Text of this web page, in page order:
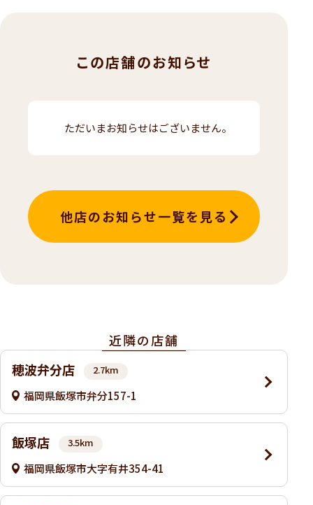
この店舗のお知らせ
ただいまお知らせはございません。
他店のお知らせ一覧を見る
近隣の店舗
穂波弁分店
2.7km
福岡県飯塚市弁分157-1
飯塚店 3.5km
福岡県飯塚市大字有井354-41